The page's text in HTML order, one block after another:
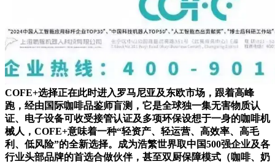
COFE+选择正在此时进入罗马尼亚及东欧市场，跟着高峰
跑，经由国际咖啡品鉴师盲测，它是全球独一集无害物质认
证、电子设备可收受接管认证及多项环保设想于一身的咖啡机
械人，COFE+意味着一种“轻资产、轻运营、高效率、高毛
利、低风险”的全新选择。成为浩繁世界取中国500强企业及各
行业头部品牌的首选合做伙伴，甚至双厨保障模式（咖啡、奶